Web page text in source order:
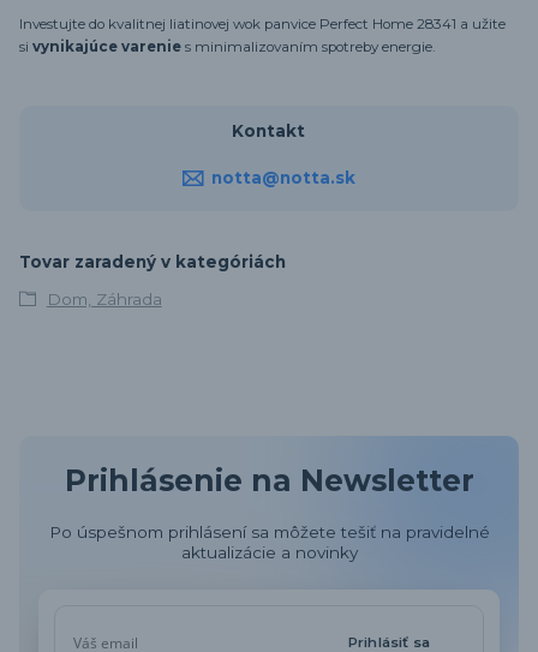
Investujte do kvalitnej liatinovej wok panvice Perfect Home 28341 a užite
si vynikajúce varenie s minimalizovaním spotreby energie.
Kontakt
notta@notta.sk
Tovar zaradený v kategóriách
Dom, Záhrada
Prihlásenie na Newsletter
Po úspešnom prihlásení sa môžete tešiť na pravidelné
aktualizácie a novinky
Prihlásiť sa